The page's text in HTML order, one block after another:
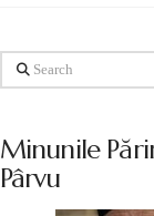
Search
Minunile
Pârvu